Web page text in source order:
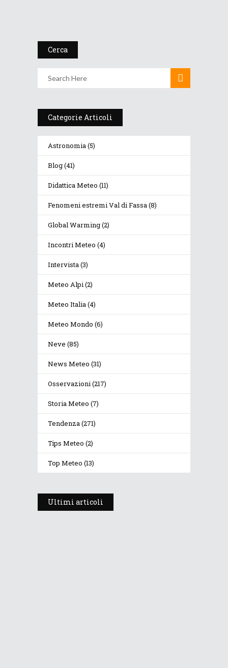
Cerca
Categorie Articoli
Astronomia(5)
Blog(41)
Didattica Meteo (11)
Fenomeni estremi Val di Fassa(8)
Global Warming(2)
Incontri Meteo (4)
Intervista(3)
Meteo Alpi(2)
Meteo Italia(4)
Meteo Mondo (6)
Neve (85)
News Meteo (31)
Osservazioni(217)
Storia Meteo (7)
Tendenza(271)
Tips Meteo (2)
Top Meteo (13)
Ultimi articoli